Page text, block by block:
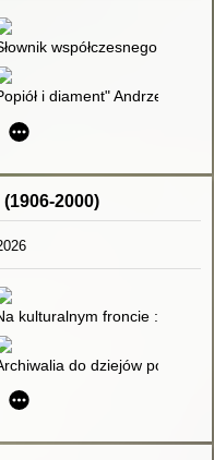
adaptacja "Panien z
współczesnego teatru
i diament" Andrzeja
"Krajobraz po bitwie"
2000)
: quiz dotyczący
kulturalnym froncie :
narodówdo dziejów polskiej